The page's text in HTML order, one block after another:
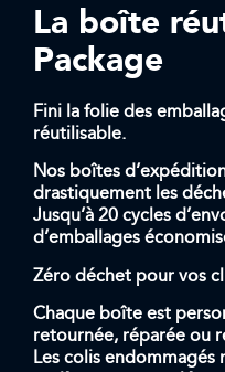
La boîte
Package
Fini la folie des
réutilisable.
Nos boîtes
drastiquement les
Jusqu’à 20 cycles
d’emballages
Zéro déchet pour vos
Chaque boîte est
retournée, réparée ou
Les colis